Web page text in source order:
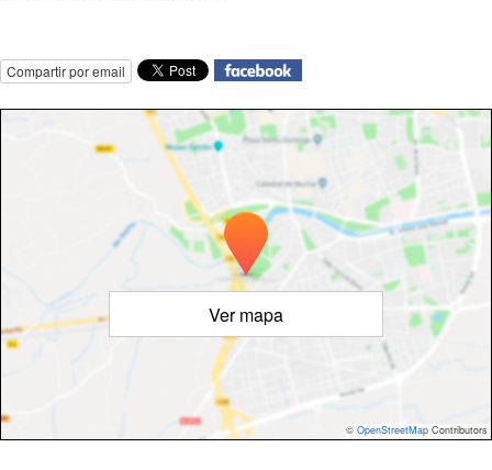
Compartir por email
Ver mapa
© OpenStreetMap Contributors